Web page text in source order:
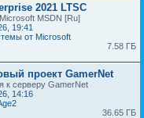
2021 LTSC
MSDN [Ru]
19:41
от Microsoft
7.58 ГБ
проект GamerNet
к серверу GamerNet
14:16
36.65 ГБ